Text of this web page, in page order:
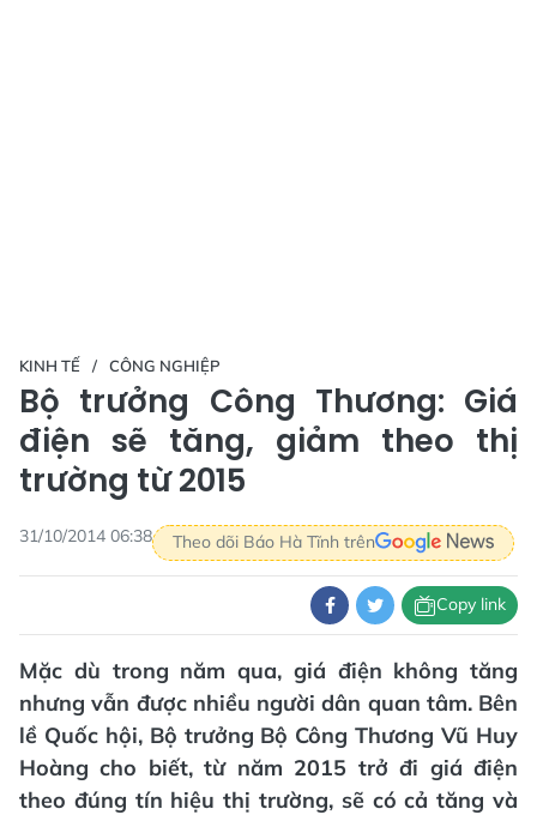
KINH TẾ CÔNG NGHIỆP
Bộ trưởng Công Thương: Giá
điện sẽ tăng, giảm theo thị
trường từ 2015
31/10/2014 06:38 Theo dõi Báo Hà Tĩnh trên
Copy link
Mặc dù trong năm qua, giá điện không tăng
nhưng vẫn được nhiều người dân quan tâm. Bên
lề Quốc hội, Bộ trưởng Bộ Công Thương Vũ Huy
Hoàng cho biết, từ năm 2015 trở đi giá điện
theo đúng tín hiệu thị trường, sẽ có cả tăng và